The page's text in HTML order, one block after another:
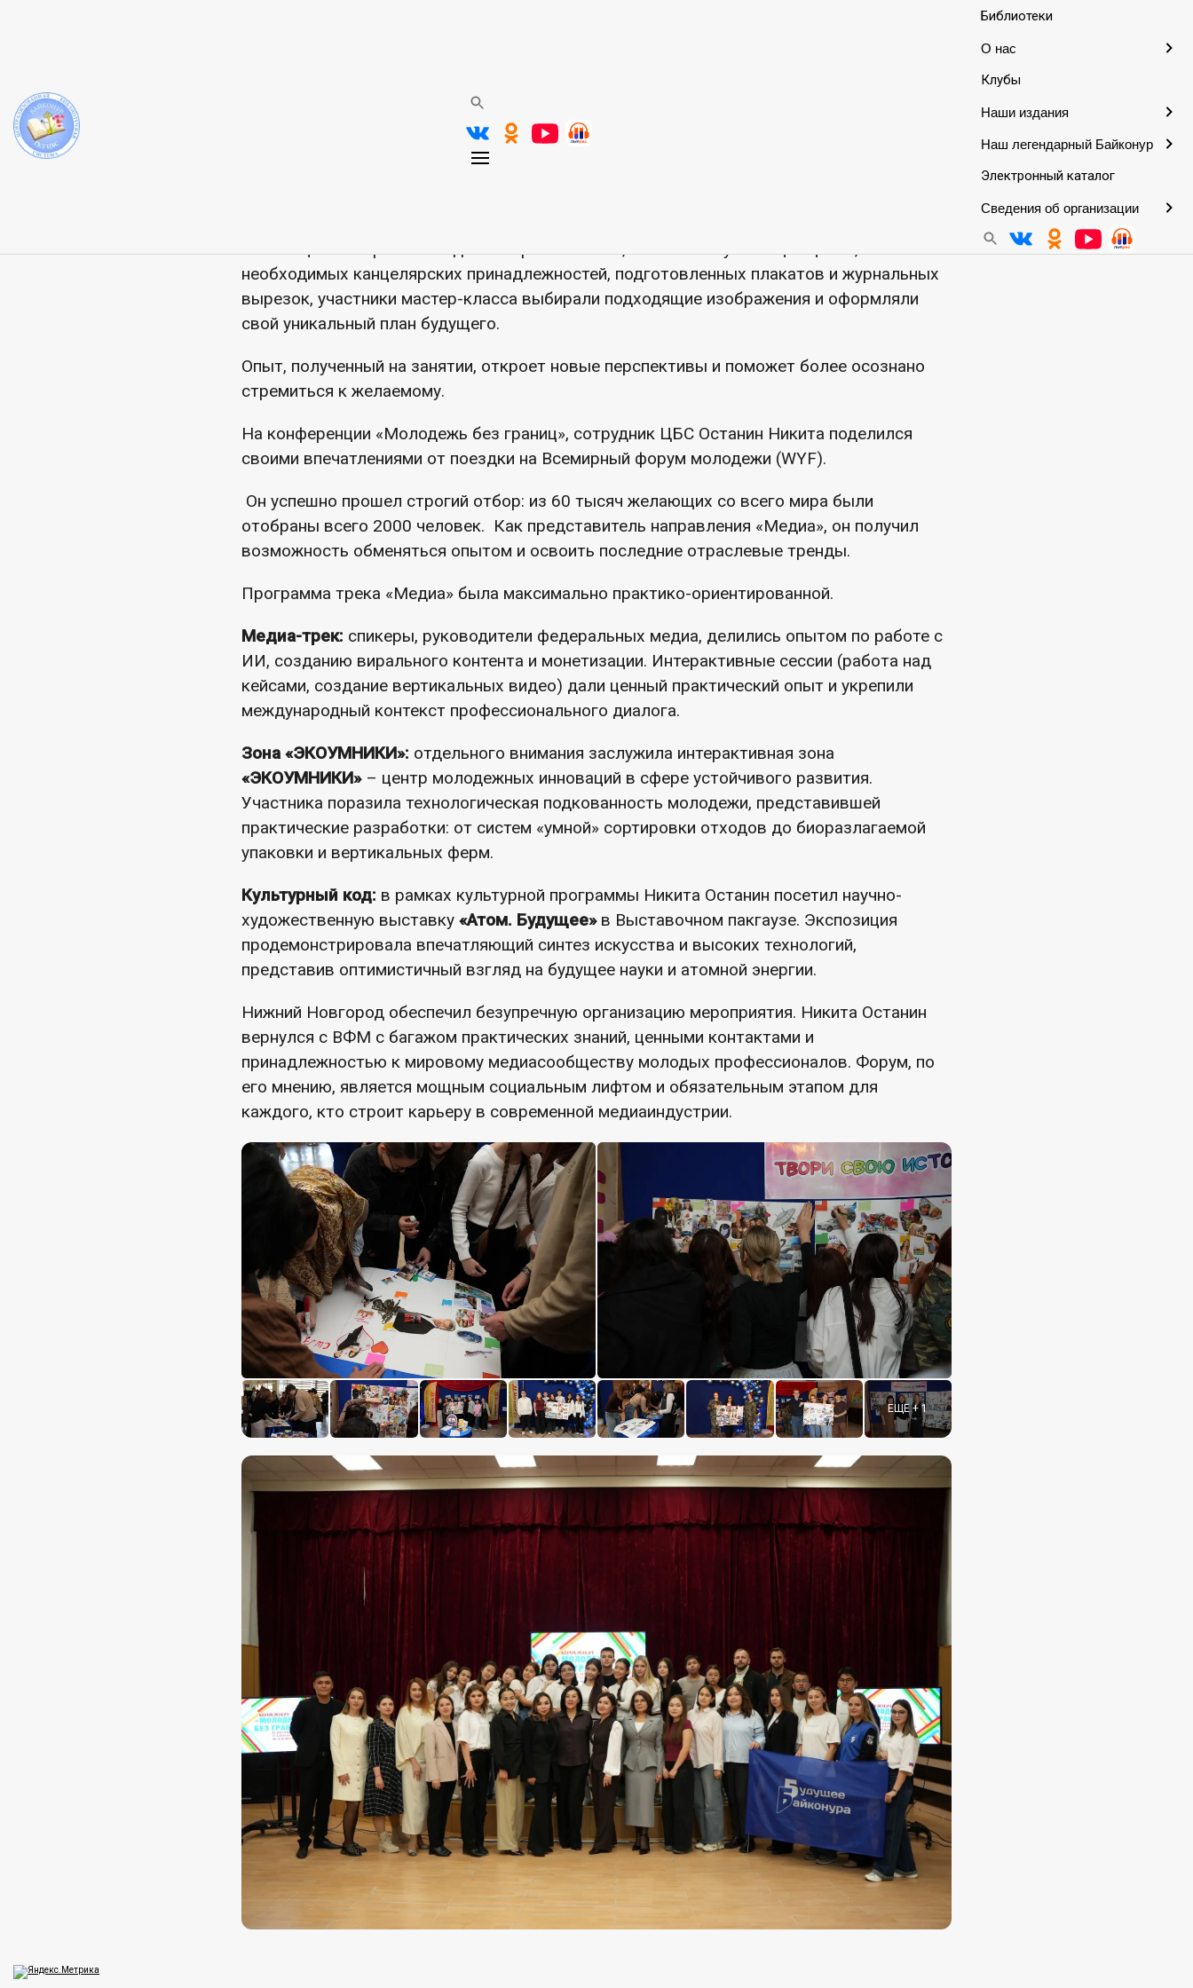
Библиотеки
О нас
Клубы
Наши издания
Наш легендарный Байконур
Электронный каталог
Сведения об организации
30 октября в холле Городского дворца культуры сотрудниками Центральной городской
библиотеки и Центральной городской детской библиотеки им. А.С. Пушкина был
организован и проведён увлекательный мастер-класс по созданию праздничной карты
С помощью алгоритма создания карты желаний, техники визуализации целей, а также
необходимых канцелярских принадлежностей, подготовленных плакатов и журнальных
вырезок, участники мастер-класса выбирали подходящие изображения и оформляли
свой уникальный план будущего.
Опыт, полученный на занятии, откроет новые перспективы и поможет более осознано
стремиться к желаемому.
На конференции «Молодежь без границ», сотрудник ЦБС Останин Никита поделился
своими впечатлениями от поездки на Всемирный форум молодежи (WYF).
Он успешно прошел строгий отбор: из 60 тысяч желающих со всего мира были
отобраны всего 2000 человек. Как представитель направления «Медиа», он получил
возможность обменяться опытом и освоить последние отраслевые тренды.
Программа трека «Медиа» была максимально практико-ориентированной.
Медиа-трек: спикеры, руководители федеральных медиа, делились опытом по работе с
ИИ, созданию вирального контента и монетизации. Интерактивные сессии (работа над
кейсами, создание вертикальных видео) дали ценный практический опыт и укрепили
международный контекст профессионального диалога.
Зона «ЭКОУМНИКИ»: отдельного внимания заслужила интерактивная зона
«ЭКОУМНИКИ»– центр молодежных инноваций в сфере устойчивого развития.
Участника поразила технологическая подкованность молодежи, представившей
практические разработки: от систем «умной» сортировки отходов до биоразлагаемой
упаковки и вертикальных ферм.
Культурный код: в рамках культурной программы Никита Останин посетил научно-
художественную выставку «Атом. Будущее»в Выставочном пакгаузе. Экспозиция
продемонстрировала впечатляющий синтез искусства и высоких технологий,
представив оптимистичный взгляд на будущее науки и атомной энергии.
Нижний Новгород обеспечил безупречную организацию мероприятия. Никита Останин
вернулся с ВФМ с багажом практических знаний, ценными контактами и
принадлежностью к мировому медиасообществу молодых профессионалов. Форум, по
его мнению, является мощным социальным лифтом и обязательным этапом для
каждого, кто строит карьеру в современной медиаиндустрии.
ЕЩЕ+1